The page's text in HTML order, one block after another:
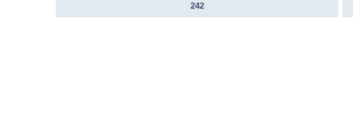
242